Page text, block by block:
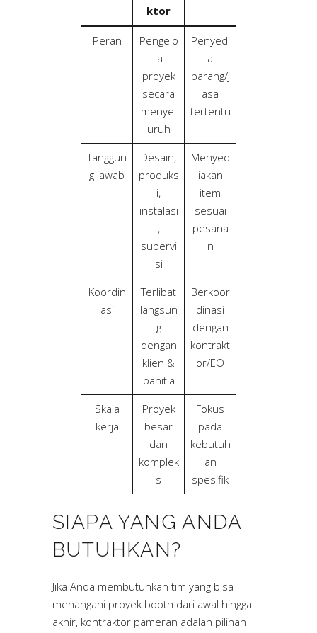
ktor
Peran
Pengelo
la
proyek
secara
menyel
uruh
Penyedi
a
barang/j
asa
tertentu
Tanggun
g jawab
Desain,
produks
i,
instalasi
,
supervi
si
Menyed
iakan
item
sesuai
pesana
n
Koordin
asi
Terlibat
langsun
g
dengan
klien &
panitia
Berkoor
dinasi
dengan
kontrakt
or/EO
Skala
kerja
Proyek
besar
dan
komplek
s
Fokus
pada
kebutuh
an
spesifik
SIAPA YANG ANDA
BUTUHKAN?
Jika Anda membutuhkan tim yang bisa
menangani proyek booth dari awal hingga
akhir, kontraktor pameran adalah pilihan